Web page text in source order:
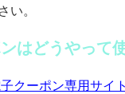
い。
はどうやって
クーポン専用サイト